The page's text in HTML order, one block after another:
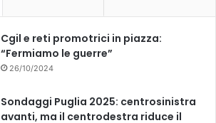
k
Cgil e reti promotrici in piazza:
“Fermiamo le guerre”
26/10/2024
Sondaggi Puglia 2025: centrosinistra
avanti, ma il centrodestra riduce il